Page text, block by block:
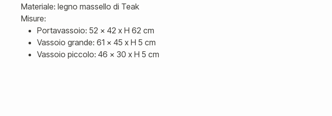
Materiale: legno massello di Teak
Misure:
Portavassoio: 52 x 42 x H 62 cm
Vassoio grande: 61 x 45 x H 5 cm
Vassoio piccolo: 46 x 30 x H 5 cm